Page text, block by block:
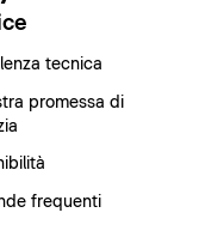
tecnica
promessa di
frequenti